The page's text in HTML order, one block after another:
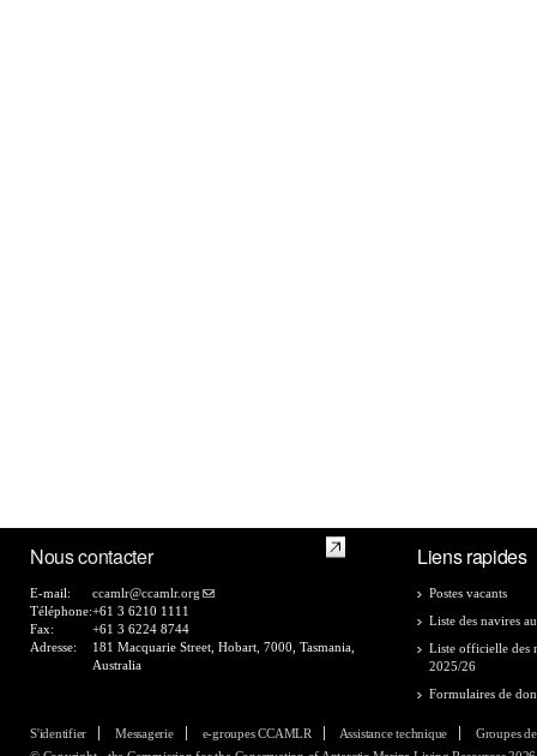
Nous contacter
E-mail:
ccamlr@ccamlr.org
Téléphone:+61 3 6210 1111
Fax:
+61 3 6224 8744
Adresse:
181 Macquarie Street, Hobart, 7000, Tasmania,
Australia
Liens rapides
Postes vacants
Liste des navires
Liste officielle des
2025/26
Formulaires de
S'identifier Messagerie e-groupes CCAMLR Assistance technique
Groupes